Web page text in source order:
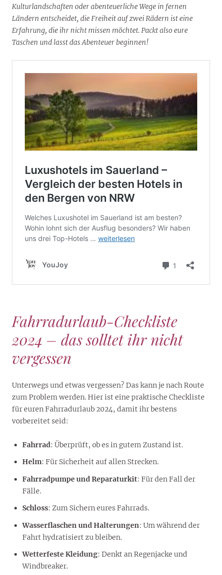
Kulturlandschaften oder abenteuerliche Wege in fernen
Ländern entscheidet, die Freiheit auf zwei Rädern ist eine
Erfahrung, die ihr nicht missen möchtet. Packt also eure
Taschen und lasst das Abenteuer beginnen!
Fahrradurlaub-Checkliste
2024 – das solltet ihr nicht
vergessen
Unterwegs und etwas vergessen? Das kann je nach Route
zum Problem werden. Hier ist eine praktische Checkliste
für euren Fahrradurlaub 2024, damit ihr bestens
vorbereitet seid:
Fahrrad: Überprüft, ob es in gutem Zustand ist.
Helm: Für Sicherheit auf allen Strecken.
Fahrradpumpe und Reparaturkit: Für den Fall der
Fälle.
Schloss: Zum Sichern eures Fahrrads.
Wasserflaschen und Halterungen: Um während der
Fahrt hydratisiert zu bleiben.
Wetterfeste Kleidung: Denkt an Regenjacke und
Windbreaker.